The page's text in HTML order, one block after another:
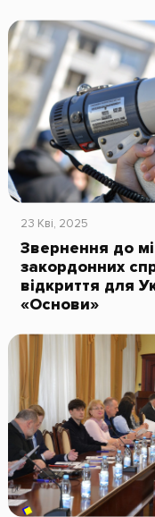
23 Кві, 2025
Звернення до
закордонних
відкриття для
«Основи»